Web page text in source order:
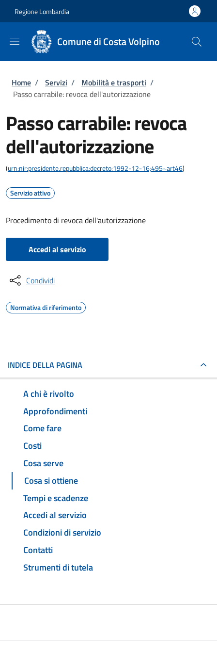
Regione Lombardia
Comune di Costa Volpino
Briciole di pane
Home / Servizi / Mobilità e trasporti /
Passo carrabile: revoca dell'autorizzazione
Passo carrabile: revoca
dell'autorizzazione
(urn:nir:presidente.repubblica:decreto:1992-12-16;495~art46)
Servizio attivo
Procedimento di revoca dell'autorizzazione
Accedi al servizio
Condividi
Normativa di riferimento
INDICE DELLA PAGINA
A chi è rivolto
Approfondimenti
Come fare
Costi
Cosa serve
Cosa si ottiene
Tempi e scadenze
Accedi al servizio
Condizioni di servizio
Contatti
Strumenti di tutela